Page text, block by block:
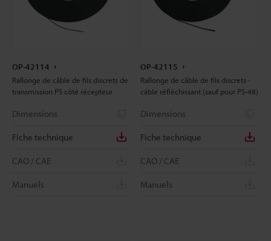
OP-42114
Rallonge de câble de fils discrets de
transmission PS côté récepteur
Dimensions
Fiche technique
CAO / CAE
Manuels
OP-42115
Rallonge de câble de fils discrets -
câble réfléchissant (sauf pour PS-48)
Dimensions
Fiche technique
CAO / CAE
Manuels